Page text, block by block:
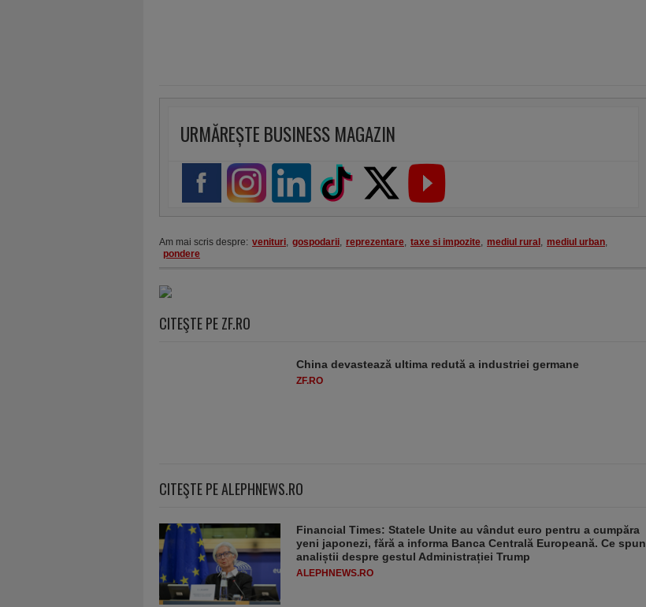
URMĂREȘTE BUSINESS MAGAZIN
Am mai scris despre: venituri, gospodarii, reprezentare, taxe si impozite, mediul rural , mediul urban,
pondere
CITEŞTE PE ZF.RO
China devastează ultima redută a industriei germane
ZF.RO
CITEŞTE PE ALEPHNEWS.RO
Financial Times: Statele Unite au vândut euro pentru a cumpăra
yeni japonezi, fără a informa Banca Centrală Europeană. Ce spun
analiștii despre gestul Administrației Trump
ALEPHNEWS.RO